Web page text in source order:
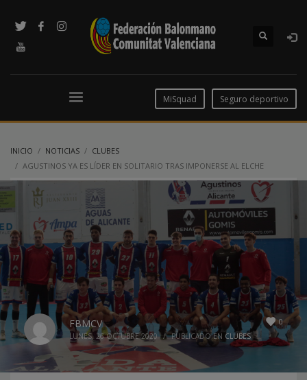
MiSquad Seguro deportivo
INICIO NOTICIAS
CLUBES
AGUSTINOS YA ES LÍDER EN SOLITARIO TRAS IMPONERSE AL ELCHE
0
FBMCV
LUNES, 26 OCTUBRE 2020 / PUBLICADO EN CLUBES